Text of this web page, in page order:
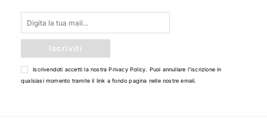
Iscriviti
Iscrivendoti accetti la nostraPrivacy Policy . Puoi annullare l'iscrizione in
qualsiasi momento tramite il link a fondo pagina nelle nostre email.